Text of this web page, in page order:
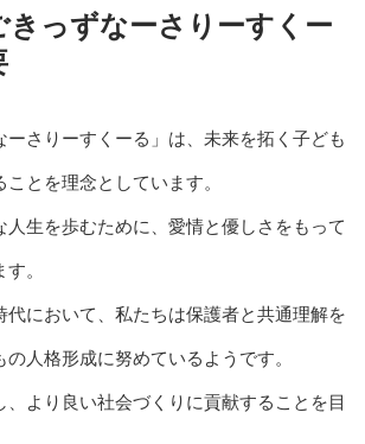
きっずなーさりーすくー
ーさりーすくーる」は、未来を拓く子ども
とを理念としています。
人生を歩むために、愛情と優しさをもって
。
代において、私たちは保護者と共通理解を
人格形成に努めているようです。
、より良い社会づくりに貢献することを目